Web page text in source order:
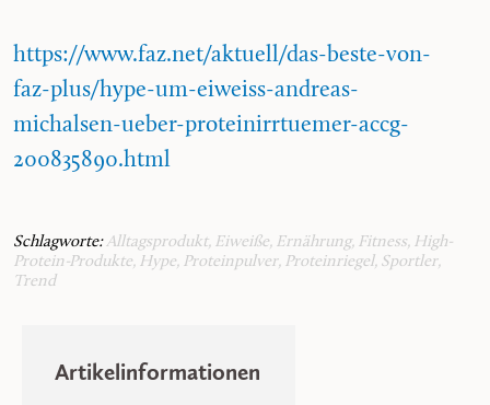
https://www.faz.net/aktuell/das-beste-von-
faz-plus/hype-um-eiweiss-andreas-
michalsen-ueber-proteinirrtuemer-accg-
200835890.html
Schlagworte:Alltagsprodukt, Eiweiße, Ernährung, Fitness, High-
Protein-Produkte, Hype, Proteinpulver, Proteinriegel, Sportler,
Trend
Artikelinformationen